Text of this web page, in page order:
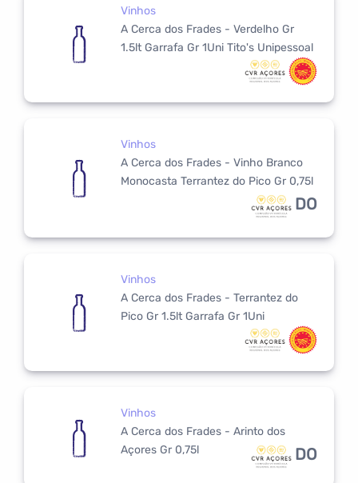
Vinhos
A Cerca dos Frades - Verdelho Gr
1.5lt Garrafa Gr 1Uni Tito's Unipessoal
Vinhos
A Cerca dos Frades - Vinho Branco
Monocasta Terrantez do Pico Gr 0,75l
DO
Vinhos
A Cerca dos Frades - Terrantez do
Pico Gr 1.5lt Garrafa Gr 1Uni
Vinhos
A Cerca dos Frades - Arinto dos
Açores Gr 0,75l
DO